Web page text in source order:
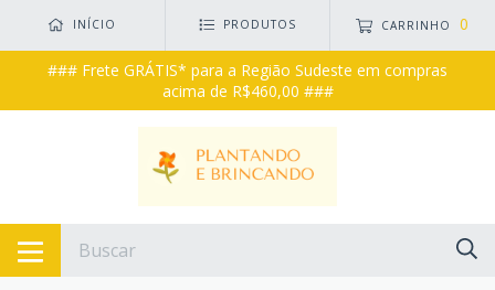
INÍCIO PRODUTOS CARRINHO 0
### Frete GRÁTIS* para a Região Sudeste em compras
acima de R$460,00 ###